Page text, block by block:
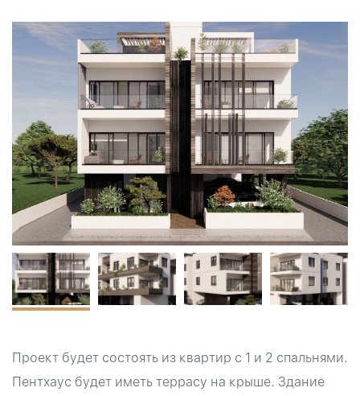
Проект будет состоять из квартир с 1 и 2 спальнями.
Пентхаус будет иметь террасу на крыше. Здание